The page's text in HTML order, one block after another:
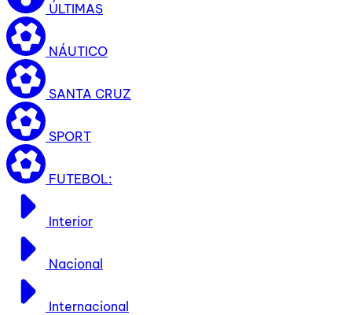
ÚLTIMAS
NÁUTICO
SANTA CRUZ
SPORT
FUTEBOL:
Interior
Nacional
Internacional